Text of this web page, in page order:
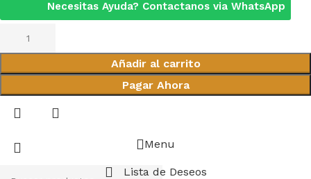
Necesitas Ayuda? Contactanos via WhatsApp
Añadir al carrito
Pagar Ahora
Menu
Lista de Deseos